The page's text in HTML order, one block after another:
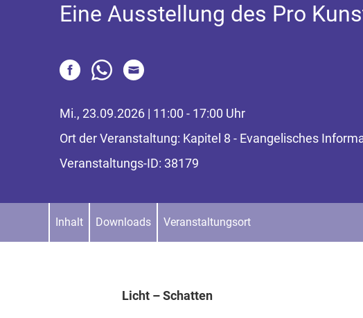
Eine Ausstellung des Pro
Mi., 23.09.2026 | 11:00 - 17:00 Uhr
Ort der Veranstaltung: Kapitel 8 - Evangelisches
Veranstaltungs-ID: 38179
Inhalt Downloads Veranstaltungsort
Licht – Schatten